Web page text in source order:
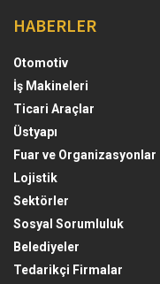
HABERLER
Otomotiv
İş Makineleri
Ticari Araçlar
Üstyapı
Fuar ve Organizasyonlar
Lojistik
Sektörler
Sosyal Sorumluluk
Belediyeler
Tedarikçi Firmalar